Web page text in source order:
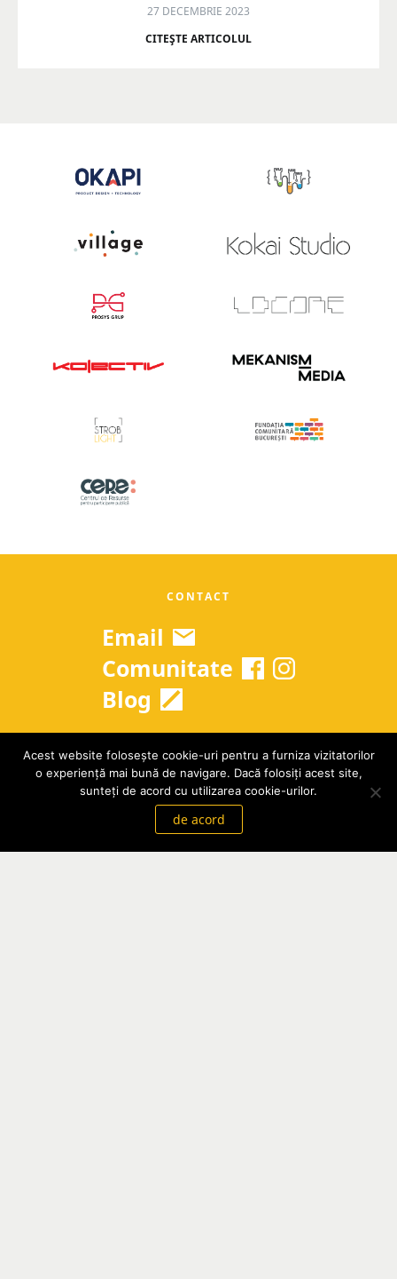
27 DECEMBRIE 2023
CITEŞTE ARTICOLUL
CONTACT
Email
Comunitate
Blog
Copyright © 2026 Grow Up Romania
| Termeni si conditii
Acest website folosește cookie-uri pentru a furniza vizitatorilor
o experiență mai bună de navigare. Dacă folosiți acest site,
sunteți de acord cu utilizarea cookie-urilor.
de acord